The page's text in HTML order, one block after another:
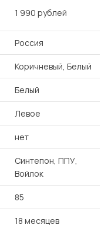
1 990 рублей
Россия
Коричневый, Белый
Белый
Левое
нет
Синтепон, ППУ,
Войлок
85
18 месяцев